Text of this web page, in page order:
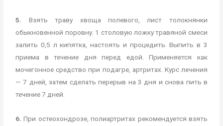
5. Взять траву хвоща полевого, лист толокнянки
обыкновенной поровну. 1 столовую ложку травяной смеси
залить 0,5 л кипятка, настоять и процедить. Выпить в 3
приема в течение дня перед едой. Применяется как
мочегонное средство при подагре, артритах. Курс лечения
— 7 дней, затем сделать перерыв на 3 дня и снова пить в
течение 7 дней.
6. При остеохондрозе, полиартритах рекомендуется взять